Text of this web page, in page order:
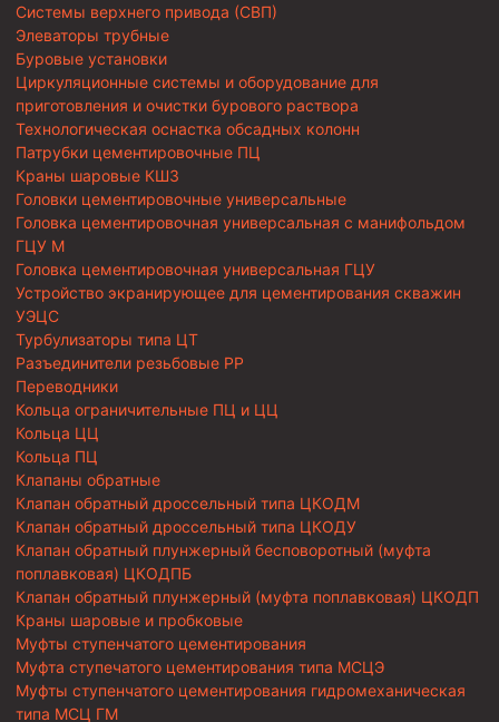
Системы верхнего привода (СВП)
Элеваторы трубные
Буровые установки
Циркуляционные системы и оборудование для
приготовления и очистки бурового раствора
Технологическая оснастка обсадных колонн
Патрубки цементировочные ПЦ
Краны шаровые КШЗ
Головки цементировочные универсальные
Головка цементировочная универсальная с манифольдом
ГЦУ М
Головка цементировочная универсальная ГЦУ
Устройство экранирующее для цементирования скважин
УЭЦС
Турбулизаторы типа ЦТ
Разъединители резьбовые РР
Переводники
Кольца ограничительные ПЦ и ЦЦ
Кольца ЦЦ
Кольца ПЦ
Клапаны обратные
Клапан обратный дроссельный типа ЦКОДМ
Клапан обратный дроссельный типа ЦКОДУ
Клапан обратный плунжерный бесповоротный (муфта
поплавковая) ЦКОДПБ
Клапан обратный плунжерный (муфта поплавковая) ЦКОДП
Краны шаровые и пробковые
Муфты ступенчатого цементирования
Муфта ступечатого цементирования типа МСЦЭ
Муфты ступенчатого цементирования гидромеханическая
типа МСЦ ГМ